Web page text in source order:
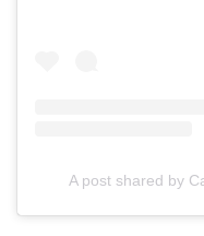
A post shared by